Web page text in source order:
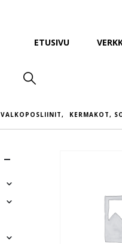
ETUSIVU
VALKOPOSLIINIT, KERMAKOT,